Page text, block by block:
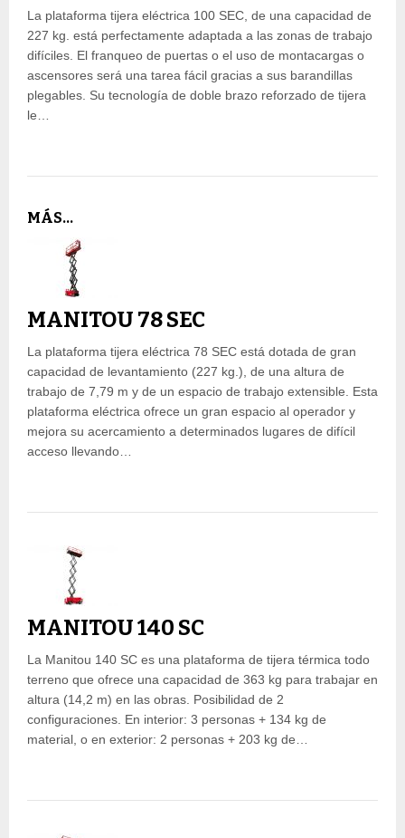
La plataforma tijera eléctrica 100 SEC, de una capacidad de
227 kg. está perfectamente adaptada a las zonas de trabajo
difíciles. El franqueo de puertas o el uso de montacargas o
ascensores será una tarea fácil gracias a sus barandillas
plegables. Su tecnología de doble brazo reforzado de tijera
le…
MÁS...
MANITOU 78 SEC
La plataforma tijera eléctrica 78 SEC está dotada de gran
capacidad de levantamiento (227 kg.), de una altura de
trabajo de 7,79 m y de un espacio de trabajo extensible. Esta
plataforma eléctrica ofrece un gran espacio al operador y
mejora su acercamiento a determinados lugares de difícil
acceso llevando…
MANITOU 140 SC
La Manitou 140 SC es una plataforma de tijera térmica todo
terreno que ofrece una capacidad de 363 kg para trabajar en
altura (14,2 m) en las obras. Posibilidad de 2
configuraciones. En interior: 3 personas + 134 kg de
material, o en exterior: 2 personas + 203 kg de…